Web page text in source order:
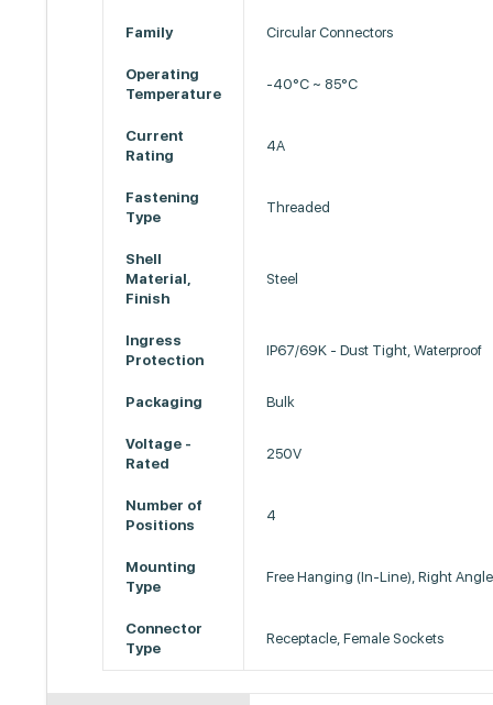
Family Circular Connectors
Operating
Temperature
-40°C ~ 85°C
Current
Rating
4A
Fastening
Type
Threaded
Shell
Material,
Finish
Steel
Ingress
Protection
IP67/69K - Dust Tight, Waterproof
Packaging Bulk
Voltage -
Rated
250V
Number of
Positions
4
Mounting
Type
Free Hanging (In-Line), Right Angle
Connector
Type
Receptacle, Female Sockets